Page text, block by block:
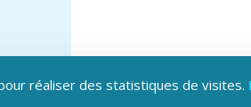
réaliser des statistiques de visites.